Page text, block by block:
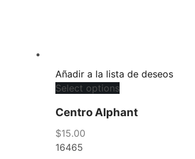
Añadir a la lista de deseos
Select options
Centro Alphant
$15.00
16465